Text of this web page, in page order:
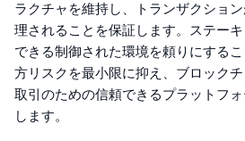
ラクチャを維持し、トランザクショ
理されることを保証します。ステー
できる制御された環境を頼りにする
方リスクを最小限に抑え、ブロック
取引のための信頼できるプラットフ
します。